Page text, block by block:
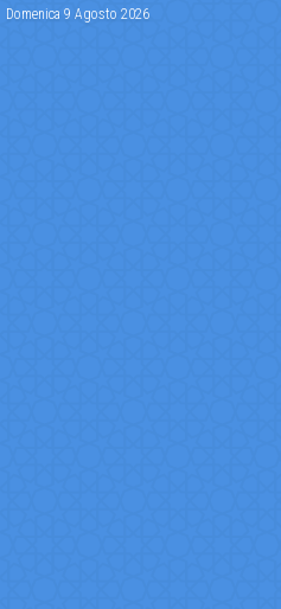
Domenica 9 Agosto 2026